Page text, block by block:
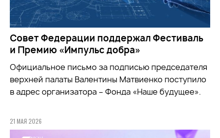
Совет Федерации поддержал Фестиваль
и Премию «Импульс добра»
Официальное письмо за подписью председателя
верхней палаты Валентины Матвиенко поступило
в адрес организатора – Фонда «Наше будущее».
21 МАЯ 2026